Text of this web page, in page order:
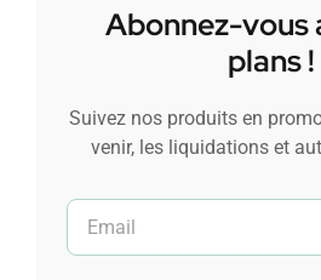
Abonnez-vous
plans !
Suivez nos produits en
venir, les liquidations et